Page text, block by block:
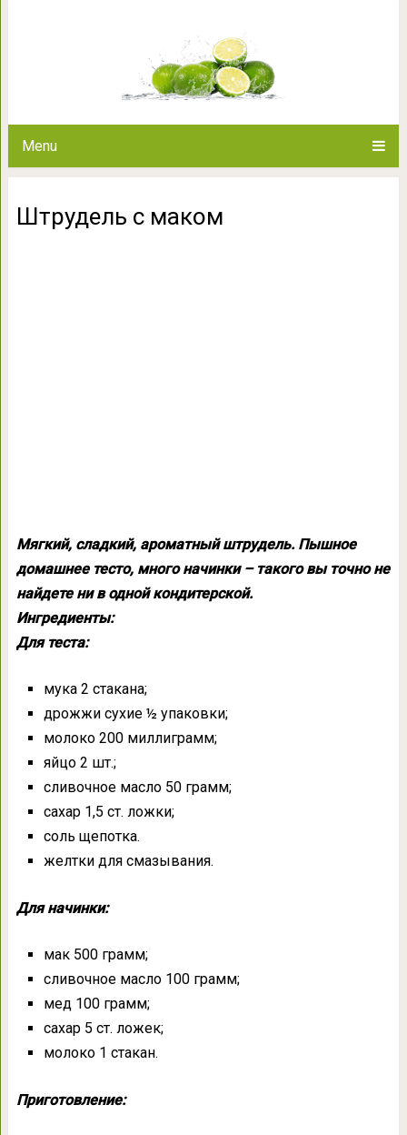
Menu
Штрудель с маком
Мягкий, сладкий, ароматный штрудель. Пышное
домашнее тесто, много начинки – такого вы точно не
найдете ни в одной кондитерской.
Ингредиенты:
Для теста:
мука 2 стакана;
дрожжи сухие ½ упаковки;
молоко 200 миллиграмм;
яйцо 2 шт.;
сливочное масло 50 грамм;
сахар 1,5 ст. ложки;
соль щепотка.
желтки для смазывания.
Для начинки:
мак 500 грамм;
сливочное масло 100 грамм;
мед 100 грамм;
сахар 5 ст. ложек;
молоко 1 стакан.
Приготовление: